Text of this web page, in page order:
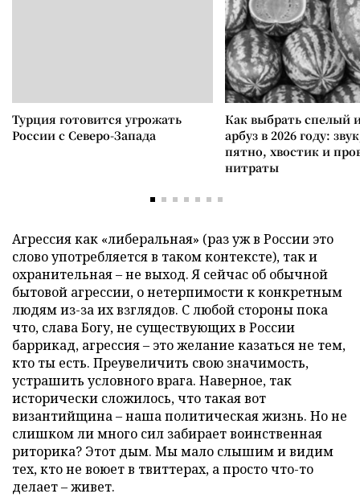
Турция готовится угрожать
России с Северо-Запада
Как выбрать спелый
арбуз в 2026 году:
пятно, хвостик и
нитраты
Агрессия как «либеральная» (раз уж в России это
слово употребляется в таком контексте), так и
охранительная – не выход. Я сейчас об обычной
бытовой агрессии, о нетерпимости к конкретным
людям из-за их взглядов. С любой стороны пока
что, слава Богу, не существующих в России
баррикад, агрессия – это желание казаться не тем,
кто ты есть. Преувеличить свою значимость,
устрашить условного врага. Наверное, так
исторически сложилось, что такая вот
византийщина – наша политическая жизнь. Но не
слишком ли много сил забирает воинственная
риторика? Этот дым. Мы мало слышим и видим
тех, кто не воюет в твиттерах, а просто что-то
делает – живет.